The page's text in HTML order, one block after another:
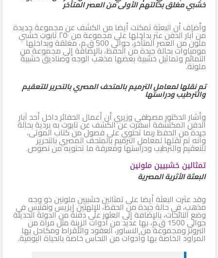
خشبي مغلق بحالتهم الأولى من العصر المتأخر
وأضاف أن البعثة تمكنت أيضا من الكشف عن مجموعة جديدة
من آبار الدفن عثر بداخلها علي مجموعة من ٢٥٠ تابوت خشبي
ملون من العصر المتأخر، حوالى 500 ق.م، مغلقة وبداخلها
مومياوات بحالة جيدة من الحفظ، بالإضافة إلى مجموعة من
التمائم وتماثيل خشبية بعضها مذهب الوجه وصناديق خشبية
ملونة.
تم نقلها لمعامل الترميم بالمتحف المصري بالتحرير للتعقيم
والترطيب ودراستها
وأشار الدكتور مصطفي وزيري أن أعمال الحفائر داخل أحد آبار
الدفن المكتشفة أسفرت عن الكشف عن تابوت به بردية بحالة
جيدة من الحفظ ربما تحتوي على فصول من كتاب الموتى،
وأنه تم نقلها لمعامل الترميم بالمتحف المصري بالتحرير
للتعقيم والترطيب ودراستها ومعرفة ما تحتويه من نصوص.
تمثالين خشبيين ملونين
البعثة الأثرية المصرية
وقد عثرت البعثة أيضا على تمثالين خشبيين ملونين ذو وجه
مذهب، في حالة جيدة من الحفظ، للإلهتين إيزيس ونفتيس في
وضع النائحات، بالإضافة إلى العثور على دفنة من الدولة الحديثة
حوالى 1500 ق.م، بها عديد من أدوات الزينة مثل مرآة من
البرونز ومجموعة من الاساور، العقود والأقراط ومكاحل بها
المراود الخاصة بها وأدوات من النحاس خاصة بالحياة اليومية.